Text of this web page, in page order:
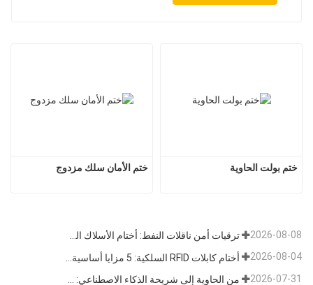
ختم الأمان سلك مزدوج ختم بولت الحاوية
ترقيات أمن ناقلات النفط: أختام الأسلاك الفولاذية تتطور من أقفال مادية إلى بيانات تتبع 2026-08-08
2026-08-04
2026-07-31